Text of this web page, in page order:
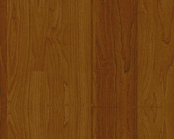
Hilfe für Melissa erfolgreich
Satte 23.000.- Euro konnten
Meli und euch meine Freunde.
Ich hoffe das Melissa und ihre
Eine neue Aktion ist bereits in
Danke an euch alle, euer Alex.